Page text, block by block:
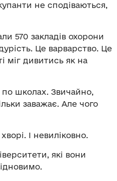
не сподіваються,
570 закладів охорони
Це варварство. Це
міг дивитись як на
по школах. Звичайно,
заважає. Але чого
І невиліковно.
які вони